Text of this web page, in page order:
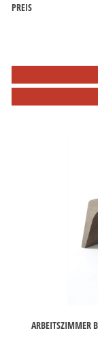
PREIS
ARBEITSZIMMER